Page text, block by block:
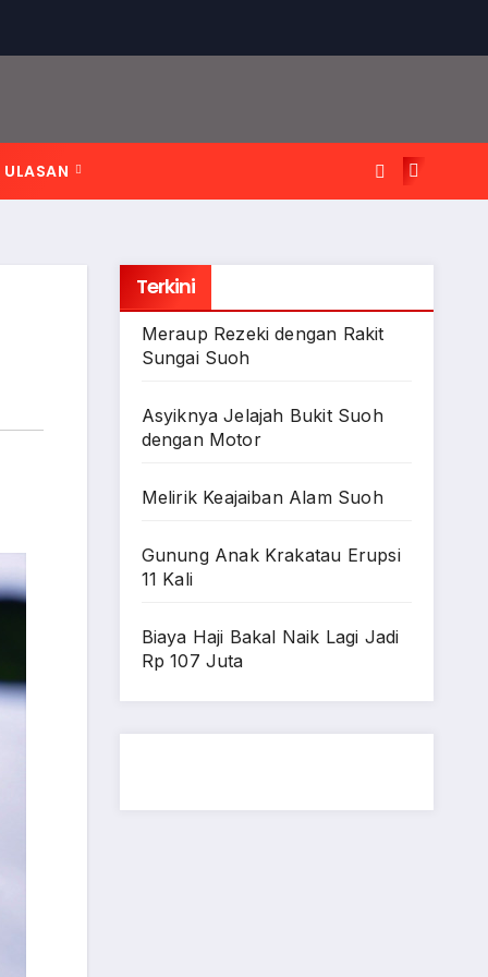
ULASAN
Terkini
Meraup Rezeki dengan Rakit
Sungai Suoh
Asyiknya Jelajah Bukit Suoh
dengan Motor
Melirik Keajaiban Alam Suoh
Gunung Anak Krakatau Erupsi
11 Kali
Biaya Haji Bakal Naik Lagi Jadi
Rp 107 Juta